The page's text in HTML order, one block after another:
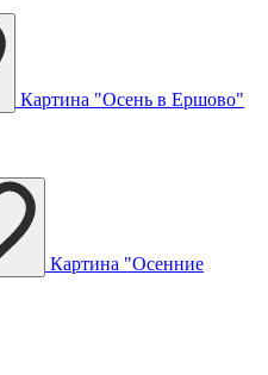
Картина "Осень в Ершово"
Картина "Осенние